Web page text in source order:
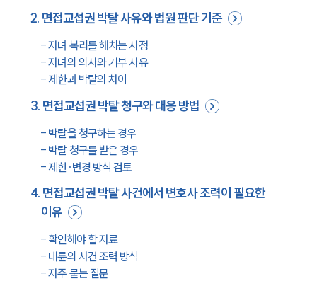
2. 면접교섭권 박탈 사유와 법원 판단 기준
-자녀 복리를 해치는 사정
-자녀의 의사와 거부 사유
- 제한과 박탈의 차이
3. 면접교섭권 박탈 청구와 대응 방법
- 박탈을 청구하는 경우
- 박탈 청구를 받은 경우
- 제한·변경 방식 검토
4. 면접교섭권 박탈 사건에서 변호사 조력이 필요한
이유
- 확인해야 할 자료
- 대륜의 사건 조력 방식
-자주 묻는 질문